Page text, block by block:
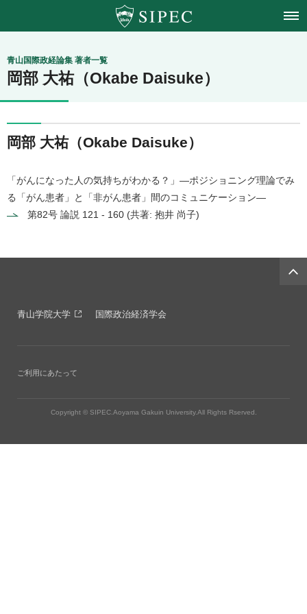
青山学院大学
国際政治経済学会
青山国際政経論集 著者一覧
岡部 大祐（Okabe Daisuke）
岡部 大祐（Okabe Daisuke）
「がんになった人の気持ちがわかる？」―ポジショニング理論でみ
る「がん患者」と「非がん患者」間のコミュニケーション―
第82号 論説 121 - 160 (共著: 抱井 尚子)
青山学院大学 国際政治経済学会
ご利用にあたって
Copyright © SIPEC.Aoyama Gakuin University.All Rights Rserved.